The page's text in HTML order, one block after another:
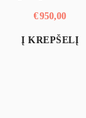
€950,00
Į KREPŠELĮ